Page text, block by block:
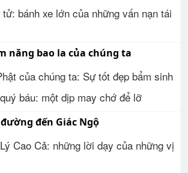
bánh xe lớn của những vấn nạn tái
năng bao la của chúng ta
của chúng ta: Sự tốt đẹp bẩm sinh
báu: một dịp may chớ để lỡ
đến Giác Ngộ
Cao Cả: những lời dạy của những vị